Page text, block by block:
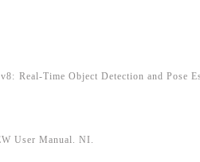
Real-Time Object Detection and Pose
User Manual. NI.